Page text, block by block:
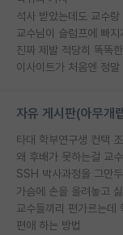
석사 받았는데도 교수랑
교수님이 슬럼프에 빠지
이사이트가 처음엔 정말
자유 게시판(아무개
타대 학부연구생 컨택
가슴에 손을 올려놓고
교수들끼리 편가르는데
편애 하는 방법